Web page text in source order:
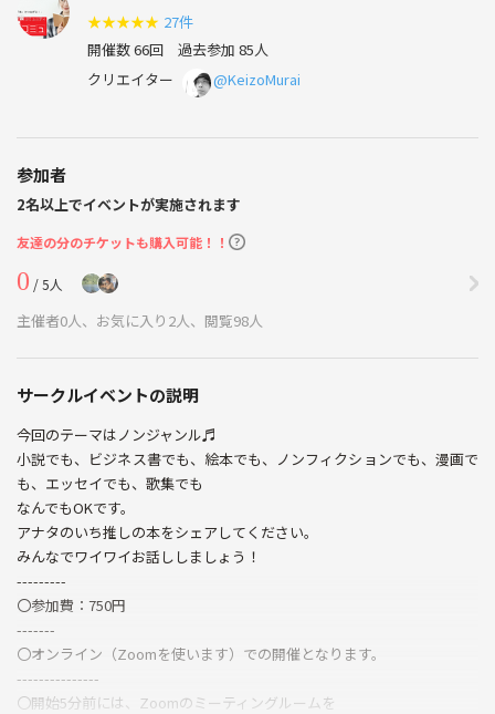
★★★★★ 27件
開催数 66回 過去参加 85人
クリエイター
@KeizoMurai
参加者
2名以上でイベントが実施されます
友達の分のチケットも購入可能！！
0 / 5人
主催者0人、お気に入り2人、閲覧98人
サークルイベントの説明
今回のテーマはノンジャンル♬
小説でも、ビジネス書でも、絵本でも、ノンフィクションでも、漫画で
も、エッセイでも、歌集でも
なんでもOKです。
アナタのいち推しの本をシェアしてください。
みんなでワイワイお話ししましょう！
---------
〇参加費：750円
-------
〇オンライン（Zoomを使います）での開催となります。
---------------
〇開始5分前には、Zoomのミーティングルームを